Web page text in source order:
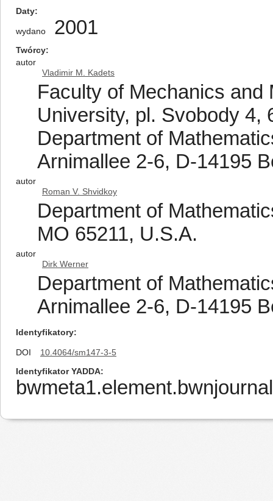
Daty
wydano 2001
Twórcy
autor
Vladimir M. Kadets
Faculty of Mechanics
University, pl. Svobody 4,
Department of
Arnimallee 2-6, D-14195
autor
Roman V. Shvidkoy
Department of
MO 65211, U.S.A.
autor
Dirk Werner
Department of
Arnimallee 2-6, D-14195
Identyfikatory
DOI
10.4064/sm147-3-5
Identyfikator YADDA